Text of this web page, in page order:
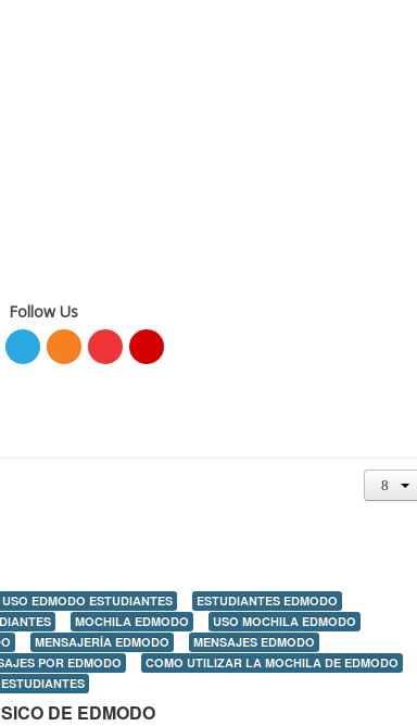
Follow Us
USO EDMODO ESTUDIANTES
ESTUDIANTES EDMODO
MOCHILA EDMODO
USO MOCHILA EDMODO
MENSAJERÍA EDMODO
MENSAJES EDMODO
POR EDMODO
COMO UTILIZAR LA MOCHILA DE EDMODO
DE EDMODO